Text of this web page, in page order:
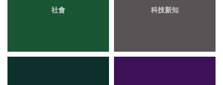
社會 科技新知